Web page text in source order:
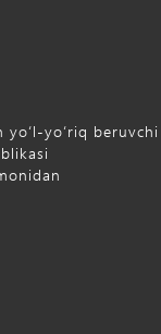
yo‘l-yo‘riq beruvchi